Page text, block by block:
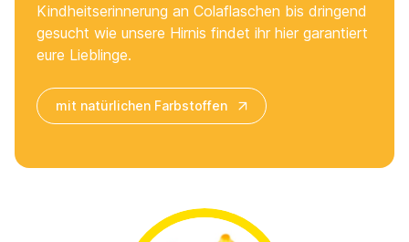
Kindheitserinnerung an Colaflaschen bis dringend
gesucht wie unsere Hirnis findet ihr hier garantiert
eure Lieblinge.
mit natürlichen Farbstoffen